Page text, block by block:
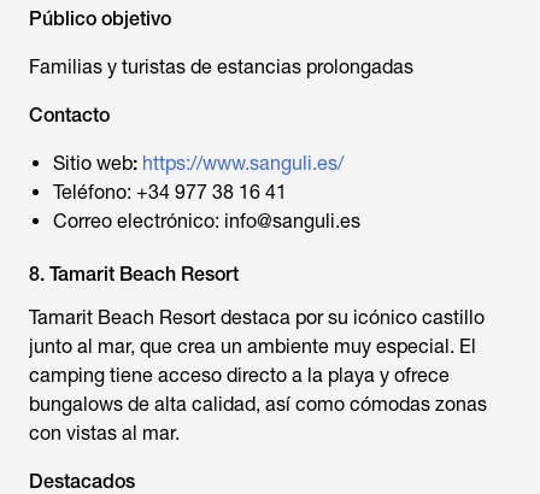
Público objetivo
Familias y turistas de estancias prolongadas
Contacto
Sitio web: https://www.sanguli.es/
Teléfono: +34 977 38 16 41
Correo electrónico: info@sanguli.es
8. Tamarit Beach Resort
Tamarit Beach Resort destaca por su icónico castillo
junto al mar, que crea un ambiente muy especial. El
camping tiene acceso directo a la playa y ofrece
bungalows de alta calidad, así como cómodas zonas
con vistas al mar.
Destacados